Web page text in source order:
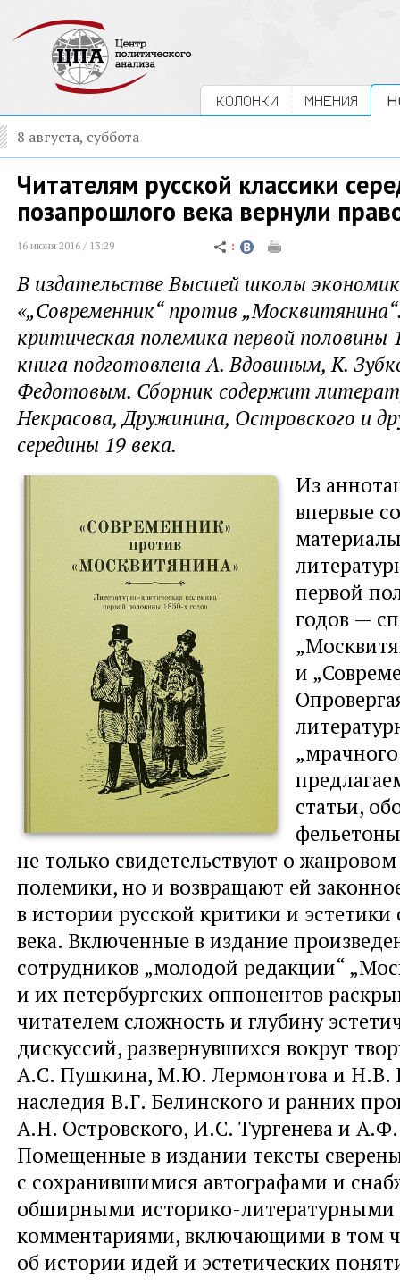
КОЛОНКИ МНЕНИЯ
8 августа, суббота
Читателям русской классики
позапрошлого века вернули
16 июня 2016 / 13:29
В издательстве Высшей школы
«„Современник“ против
критическая полемика первой половины
книга подготовлена А. Вдовиным, К.
Федотовым. Сборник содержит
Некрасова, Дружинина, Островского и
середины 19 века.
Из
впервые
первой
годов —
и
статьи,
не только свидетельствуют о
полемики, но и возвращают ей
в истории русской критики и
века. Включенные в издание
сотрудников „молодой редакции“
и их петербургских оппонентов
читателем сложность и глубину
дискуссий, развернувшихся вокруг
А.С. Пушкина, М.Ю. Лермонтова и Н.В.
наследия В.Г. Белинского и ранних
А.Н. Островского, И.С. Тургенева и
Помещенные в издании тексты
с сохранившимися автографами и
обширными историко-литературными
комментариями, включающими в том
об истории идей и эстетических